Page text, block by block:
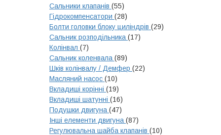
Сальники клапанів (55)
Гідрокомпенсатори (28)
Болти головки блоку циліндрів (29)
Сальник розподільника (17)
Колінвал (7)
Сальник коленвала (89)
Шків колінвалу / Демфер (22)
Масляний насос (10)
Вкладиші корінні (19)
Вкладиші шатунні (16)
Подушки двигуна (47)
Інші елементи двигуна (87)
Регулювальна шайба клапанів (10)